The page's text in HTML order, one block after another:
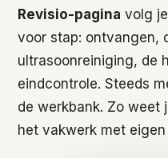
Revisio-pagina volg
voor stap: ontvangen,
ultrasoonreiniging, de
eindcontrole. Steeds
de werkbank. Zo weet
het vakwerk met eigen